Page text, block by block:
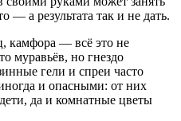
— а результата так и не дать.
камфора — всё это не
муравьёв, но гнездо
гели и спреи часто
и опасными: от них
да и комнатные цветы